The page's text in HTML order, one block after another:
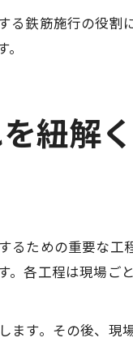
鉄筋施行の役
紐解く
ための重要な
各工程は現場
す。その後、